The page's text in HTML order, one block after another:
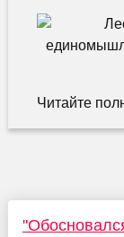
Читайте